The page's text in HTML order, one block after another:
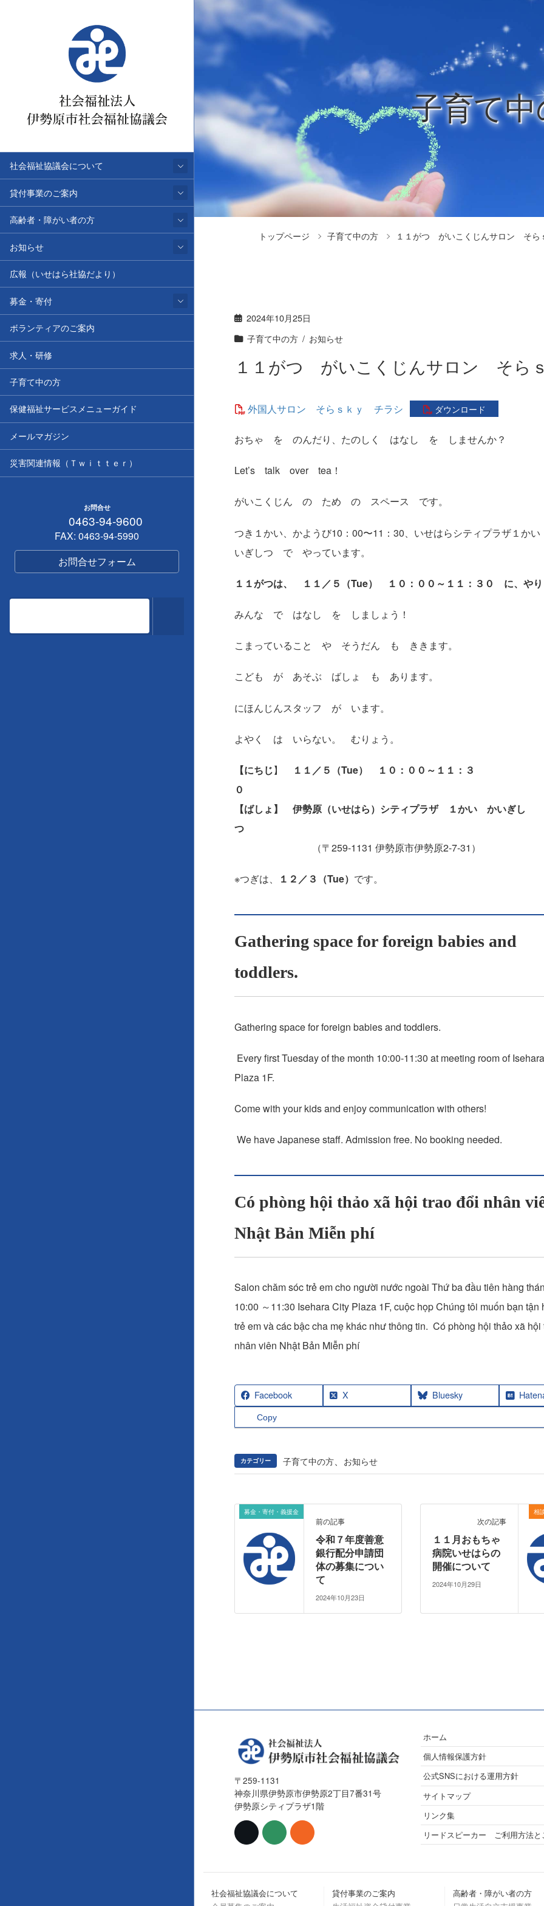
社会福祉協議会について
貸付事業のご案内
高齢者・障がい者の方
お知らせ
広報（いせはら社協だより）
募金・寄付
ボランティアのご案内
求人・研修
子育て中の方
保健福祉サービスメニューガイド
メールマガジン
災害関連情報（Ｔｗｉｔｔｅｒ）
お問合せ
0463-94-9600
FAX: 0463-94-5990
お問合せフォーム
子育て
トップページ 子育て中の方 １１がつ がいこくじんサロン そら
2024年10月25日
子育て中の方
お知らせ
１１がつ がいこくじんサロン そら
外国人サロン そらｓｋｙ チラシ ダウンロード
おちゃ をのんだり、 たのしく はなし を しませんか？
Let’s talk over tea！
がいこくじん の ため の スペース です。
つき１かい、かようび10：00〜11：30、 いせはらシティプラザ１か
いぎしつ でやっています。
１１がつは、 １１／５（Tue） １０：００～１１：３０ に、やり
みんな で はなし を しましょう！
こまっていること や そうだん も ききます。
こども が あそぶ ばしょ も あります。
にほんじんスタッフ が います。
よやく は いらない。 むりょう。
【にちじ】
１１／５（Tue） １０：００～１１：３
０
【ばしょ】 伊勢原（いせはら）シティプラザ １かい かいぎし
つ
（〒259-1131 伊勢原市伊勢原2-7-31）
※つぎは、 １２／３（Tue） です。
Gathering space for foreign babies and
toddlers.
Gathering space for foreign babies and toddlers.
Every first Tuesday of the month 10:00-11:30 at meeting room of
Plaza 1F.
Come with your kids and enjoy communication with others!
We have Japanese staff. Admission free. No booking needed.
Có phòng hội thảo xã hội trao đổi nhân
Nhật Bản Miễn phí
Salon chăm sóc trẻ em cho người nước ngoài Thứ ba đầu tiên hàng
10:00 ～11:30 Isehara City Plaza 1F, cuộc họp Chúng tôi muốn bạn tận
trẻ em và các bậc cha mẹ khác như thông tin. Có phòng hội thảo xã hội
nhân viên Nhật Bản Miễn phí
Facebook X Bluesky
Copy
カテゴリー 子育て中の方、 お知らせ
募金・寄付・義援金
前の記事
令和７年度善意
銀行配分申請団
体の募集につい
て
2024年10月23日
相
次の記事
１１月おもちゃ
病院いせはらの
開催について
2024年10月29日
〒259-1131
神奈川県伊勢原市伊勢原2丁目7番31号
伊勢原シティプラザ1階
ホーム
個人情報保護方針
公式SNSにおける運用方針
サイトマップ
リンク集
リードスピーカー ご利用方法と
社会福祉協議会について
貸付事業のご案内
高齢者・障がい者の方